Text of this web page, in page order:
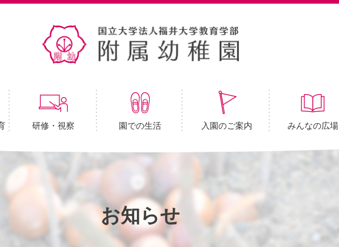
研修・視察 園での生活 入園のご案内 みんなの広場
お知らせ